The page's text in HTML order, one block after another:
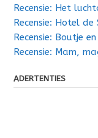
Recensie: Het
Recensie: Hotel
Recensie: Boutje
Recensie: Mam,
ADERTENTIES